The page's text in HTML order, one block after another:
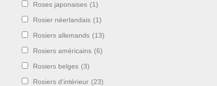
Roses japonaises (1)
Rosier néerlandais (1)
Rosiers allemands (13)
Rosiers américains (6)
Rosiers belges (3)
Rosiers d'intérieur (23)